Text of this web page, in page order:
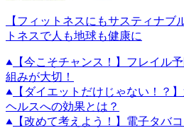
【フィットネスにもサスティナブ
トネスで人も地球も健康に
【今こそチャンス！】フレイル
組みが大切！
【ダイエットだけじゃない！？
ヘルスへの効果とは？
【改めて考えよう！】電子タバ